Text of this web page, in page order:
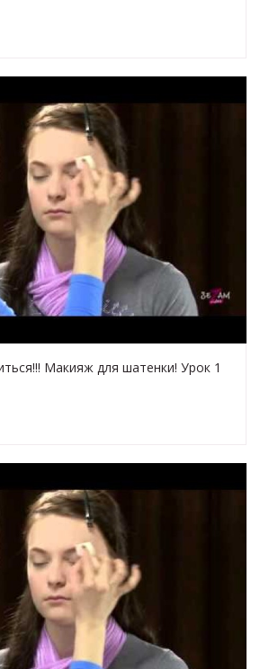
Макияж для шатенки! Урок 1